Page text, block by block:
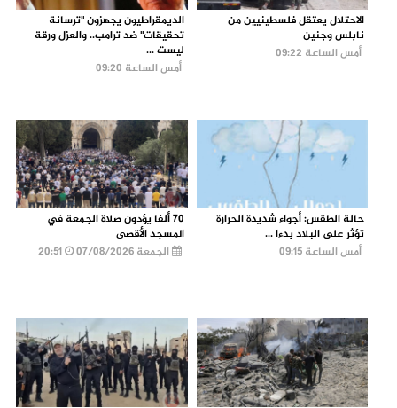
الاحتلال يعتقل فلسطينيين من
نابلس وجنين
أمس الساعة 09:22
الديمقراطيون يجهزون "ترسانة
تحقيقات" ضد ترامب.. والعزل ورقة
ليست ...
أمس الساعة 09:20
حالة الطقس: أجواء شديدة الحرارة
تؤثر على البلاد بدءا ...
أمس الساعة 09:15
70 ألفا يؤدون صلاة الجمعة في
المسجد الأقصى
الجمعة 07/08/2026
20:51